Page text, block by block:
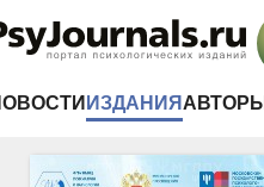
ИЗДАНИЯ АВТОРЫ